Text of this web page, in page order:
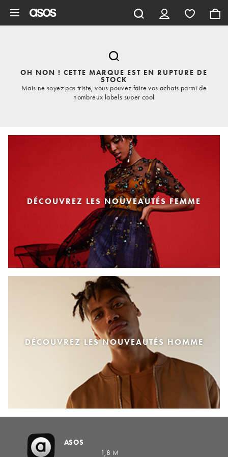
OH NON ! CETTE MARQUE EST EN RUPTURE DE
STOCK
Mais ne soyez pas triste, vous pouvez faire vos achats parmi de
nombreux labels super cool
DÉCOUVREZ LES NOUVEAUTÉS FEMME
DÉCOUVREZ LES NOUVEAUTÉS HOMME
ASOS
1,8 M